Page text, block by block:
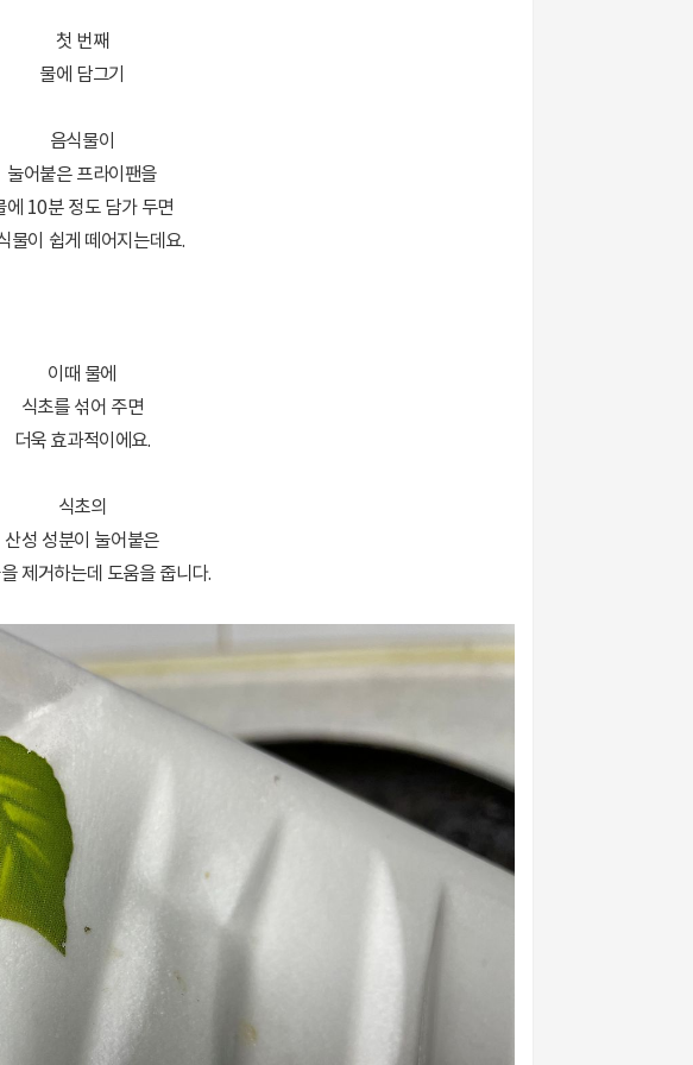
첫 번째
물에 담그기
음식물이
눌어붙은 프라이팬을
에 10분 정도 담가 두면
물이 쉽게 떼어지는데요.
이때 물에
식초를 섞어 주면
더욱 효과적이에요.
식초의
산성 성분이 눌어붙은
제거하는데 도움을 줍니다.